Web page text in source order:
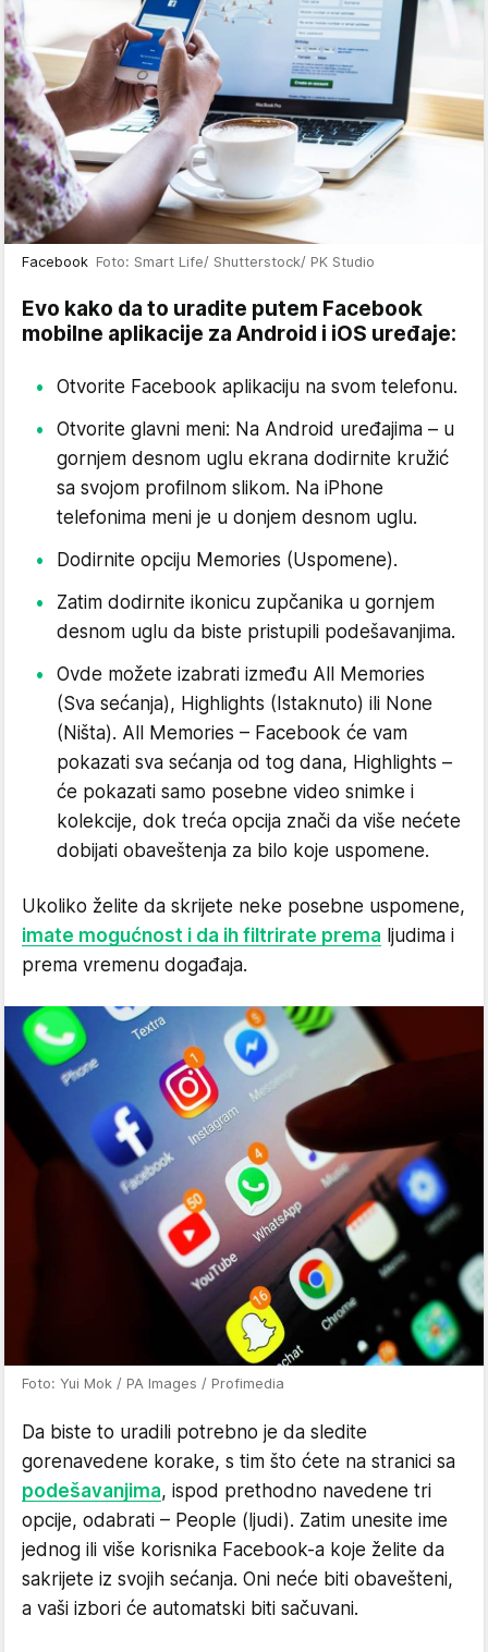
Facebook Foto: Smart Life/ Shutterstock/ PK Studio
Evo kako da to uradite putem Facebook
mobilne aplikacije za Android i iOS uređaje:
Otvorite Facebook aplikaciju na svom telefonu.
Otvorite glavni meni: Na Android uređajima – u
gornjem desnom uglu ekrana dodirnite kružić
sa svojom profilnom slikom. Na iPhone
telefonima meni je u donjem desnom uglu.
Dodirnite opciju Memories (Uspomene).
Zatim dodirnite ikonicu zupčanika u gornjem
desnom uglu da biste pristupili podešavanjima.
Ovde možete izabrati između All Memories
(Sva sećanja), Highlights (Istaknuto) ili None
(Ništa). All Memories – Facebook će vam
pokazati sva sećanja od tog dana, Highlights –
će pokazati samo posebne video snimke i
kolekcije, dok treća opcija znači da više nećete
dobijati obaveštenja za bilo koje uspomene.
Ukoliko želite da skrijete neke posebne uspomene,
imate mogućnost i da ih filtrirate prema ljudima i
prema vremenu događaja.
Foto: Yui Mok / PA Images / Profimedia
Da biste to uradili potrebno je da sledite
gorenavedene korake, s tim što ćete na stranici sa
podešavanjima, ispod prethodno navedene tri
opcije, odabrati – People (ljudi). Zatim unesite ime
jednog ili više korisnika Facebook-a koje želite da
sakrijete iz svojih sećanja. Oni neće biti obavešteni,
a vaši izbori će automatski biti sačuvani.